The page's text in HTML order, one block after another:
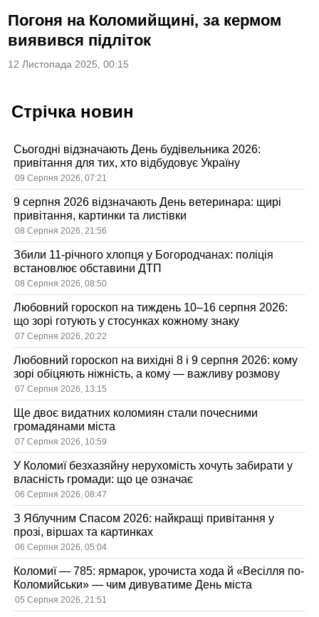
Погоня на Коломийщині, за кермом
виявився підліток
12 Листопада 2025, 00:15
Стрічка новин
Сьогодні відзначають День будівельника 2026:
привітання для тих, хто відбудовує Україну
09 Серпня 2026, 07:21
9 серпня 2026 відзначають День ветеринара: щирі
привітання, картинки та листівки
08 Серпня 2026, 21:56
Збили 11-річного хлопця у Богородчанах: поліція
встановлює обставини ДТП
08 Серпня 2026, 08:50
Любовний гороскоп на тиждень 10–16 серпня 2026:
що зорі готують у стосунках кожному знаку
07 Серпня 2026, 20:22
Любовний гороскоп на вихідні 8 і 9 серпня 2026: кому
зорі обіцяють ніжність, а кому — важливу розмову
07 Серпня 2026, 13:15
Ще двоє видатних коломиян стали почесними
громадянами міста
07 Серпня 2026, 10:59
У Коломиї безхазяйну нерухомість хочуть забирати у
власність громади: що це означає
06 Серпня 2026, 08:47
З Яблучним Спасом 2026: найкращі привітання у
прозі, віршах та картинках
06 Серпня 2026, 05:04
Коломиї — 785: ярмарок, урочиста хода й «Весілля по-
Коломийськи» — чим дивуватиме День міста
05 Серпня 2026, 21:51